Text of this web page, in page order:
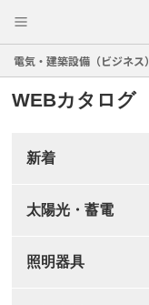
電気・建築設備（ビジネス）
WEBカタログ
新着
太陽光・蓄電
照明器具